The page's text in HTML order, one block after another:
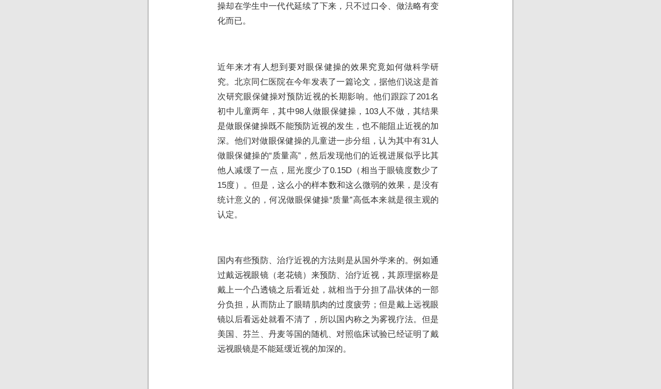
操却在学生中一代代延续了下来，只不过口令、做法略有变
化而已。
近年来才有人想到要对眼保健操的效果究竟如何做科学研
究。北京同仁医院在今年发表了一篇论文，据他们说这是首
次研究眼保健操对预防近视的长期影响。他们跟踪了201名
初中儿童两年，其中98人做眼保健操，103人不做，其结果
是做眼保健操既不能预防近视的发生，也不能阻止近视的加
深。他们对做眼保健操的儿童进一步分组，认为其中有31人
做眼保健操的“质量高”，然后发现他们的近视进展似乎比其
他人减缓了一点，屈光度少了0.15D（相当于眼镜度数少了
15度）。但是，这么小的样本数和这么微弱的效果，是没有
统计意义的，何况做眼保健操“质量”高低本来就是很主观的
认定。
国内有些预防、治疗近视的方法则是从国外学来的。例如通
过戴远视眼镜（老花镜）来预防、治疗近视，其原理据称是
戴上一个凸透镜之后看近处，就相当于分担了晶状体的一部
分负担，从而防止了眼睛肌肉的过度疲劳；但是戴上远视眼
镜以后看远处就看不清了，所以国内称之为雾视疗法。但是
美国、芬兰、丹麦等国的随机、对照临床试验已经证明了戴
远视眼镜是不能延缓近视的加深的。